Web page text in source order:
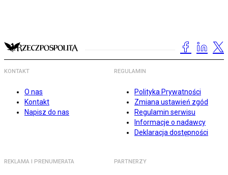
KONTAKT
O nas
Kontakt
Napisz do nas
REGULAMIN
Polityka Prywatności
Zmiana ustawień zgód
Regulamin serwisu
Informacje o nadawcy
Deklaracja dostępności
REKLAMA I PRENUMERATA PARTNERZY